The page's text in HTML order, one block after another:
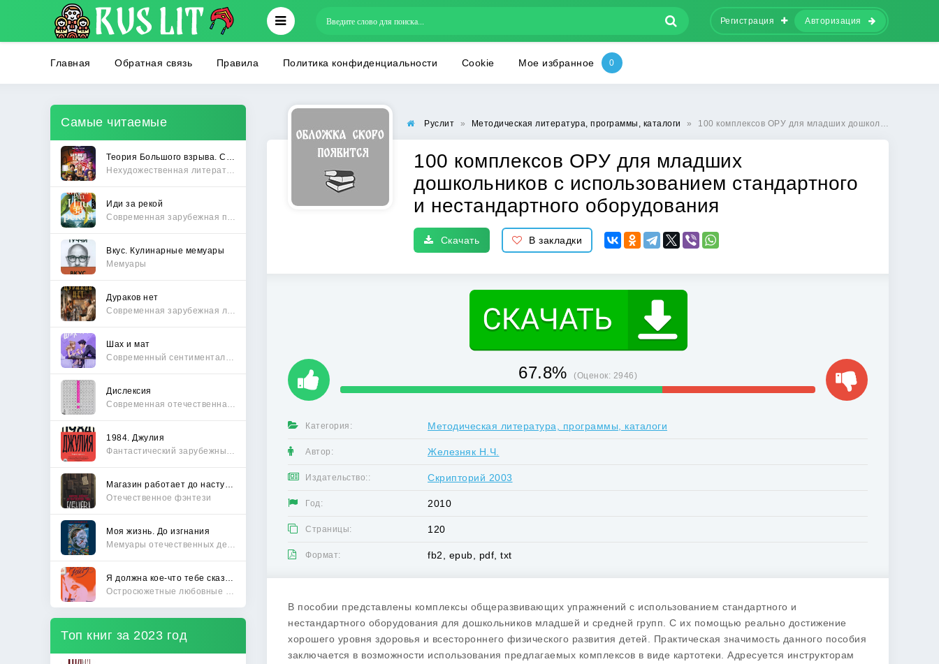
Регистрация Авторизация
Главная Обратная связь Правила Политика конфиденциальности Cookie Мое избранное
Самые читаемые
Иди за рекой
Вкус. Кулинарные мемуары
Мемуары
Дураков нет
Шах и мат
Дислексия
1984. Джулия
Отечественное фэнтези
Моя жизнь. До изгнания
Топ книг за 2023 год
Руслит » Методическая литература, программы, каталоги » 100 комплексов ОРУ для младших дошкольников с использованием стандартного и нестандартного оборудования
100 комплексов ОРУ для младших
дошкольников с использованием стандартного
и нестандартного оборудования
Скачать В закладки
67.8% (Оценок: 2946)
Категория: Методическая литература, программы, каталоги
Автор: Железняк Н.Ч.
Издательство:: Скрипторий 2003
Год: 2010
Страницы: 120
Формат: fb2, epub, pdf, txt
В пособии представлены комплексы общеразвивающих упражнений с использованием стандартного и
нестандартного оборудования для дошкольников младшей и средней групп. С их помощью реально достижение
хорошего уровня здоровья и всестороннего физического развития детей. Практическая значимость данного пособия
заключается в возможности использования предлагаемых комплексов в виде картотеки. Адресуется инструкторам